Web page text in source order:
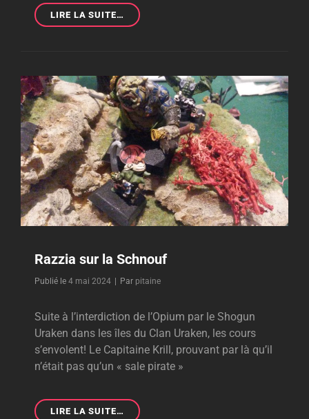
LIRE LA SUITE… ZEGEMA
PHASE
Razzia sur la Schnouf
Publié le 4 mai 2024 Par Byline
pitaine
Suite à l’interdiction de l’Opium par le Shogun
Uraken dans les îles du Clan Uraken, les cours
s’envolent! Le Capitaine Krill, prouvant par là qu’il
n’était pas qu’un « sale pirate »
LIRE LA SUITE… RAZZIA